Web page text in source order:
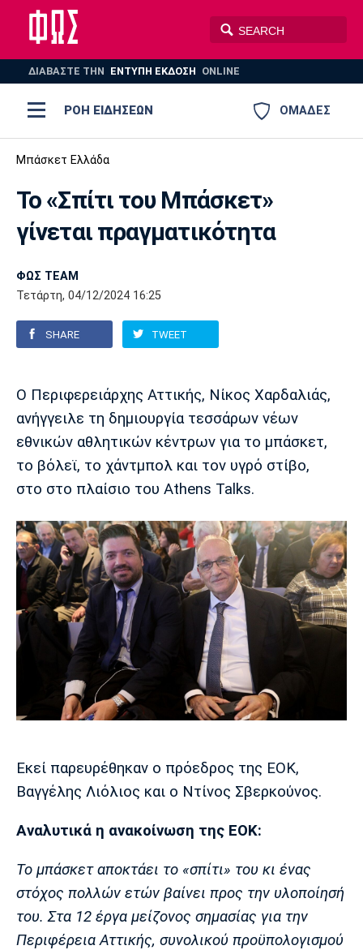
ΔΙΑΒΑΣΤΕ THN ΕΝΤΥΠΗ ΕΚΔΟΣΗ ONLINE
ΟΜΑΔΕΣ
ΡΟΗ ΕΙΔΗΣΕΩΝ
ΠΟΔΟΣΦΑΙΡΟ
AUTO-MOTO
Ποδόσφαιρο
Super League 1
Super League 2
Γ Εθνική
Ελλάδα
Europa League
Conference League
Διεθνή
Euro
Εθνικές Ομάδες
Κύπελλο
Διαιτησία
Ποδόσφαιρο Γυναικών
Μπάσκετ
Ελλάδα
Εθνική
EuroLeague
Α Γυναικών
Champions League
Κύπελλο
EuroCup
Basket League
Α2 Μπάσκετ
FIBA World Cup 2023
Ολυμπιακοί Αγώνες
Βόλεϊ
Πόλο
Σπορ
Στίβος
Γυμναστική
Κολύμβηση
Χάντμπολ
Auto-Moto
Αυτοκίνητο
Formula 1
Μοτοσυκλέτα
Tech
Gaming
Gadgets
Smartphones
Plus
Θέατρο
Σινεμά
Ευ ζην
Βιβλίο
Πολιτισμός
Blogs
Η Εφημερίδα
Πρωτοσέλιδα
Έντυπη έκδοση
Τραγούδια
Media
Παρασκήνιο
Πρόγραμμα TV
Ολυμπιακός ΑΕΚ ΠΑΟΚ
Παναθηναϊκός Ατρόμητος
Αστέρας
Τρίπολης
ΠΑΣ Γιάννινα Λεβαδειακός
Απόλλων
Σμύρνης
Άρης ΟΦΗ
Παναχαϊκή Ηρακλής Βόλος
Ιωνικός Κηφισιά Πανσερραϊκός
Μπαρτσελόνα
Μαδρίτης
Ατλέτικο
Μαδρίτης
Μπάσκετ Ελλάδα
Το «Σπίτι του Μπάσκετ»
γίνεται πραγματικότητα
ΦΩΣ TEAM
Τετάρτη, 04/12/2024 16:25
SHARE TWEET
Ο Περιφερειάρχης Αττικής, Νίκος Χαρδαλιάς,
ανήγγειλε τη δημιουργία τεσσάρων νέων
εθνικών αθλητικών κέντρων για το μπάσκετ,
το βόλεϊ, το χάντμπολ και τον υγρό στίβο,
στο στο πλαίσιο του Athens Talks.
Εκεί παρευρέθηκαν ο πρόεδρος της ΕΟΚ,
Βαγγέλης Λιόλιος και ο Ντίνος Σβερκούνος.
Αναλυτικά η ανακοίνωση της ΕΟΚ:
Το μπάσκετ αποκτάει το «σπίτι» του κι ένας
στόχος πολλών ετών βαίνει προς την υλοποίησή
του. Στα 12 έργα μείζονος σημασίας για την
Περιφέρεια Αττικής, συνολικού προϋπολογισμού